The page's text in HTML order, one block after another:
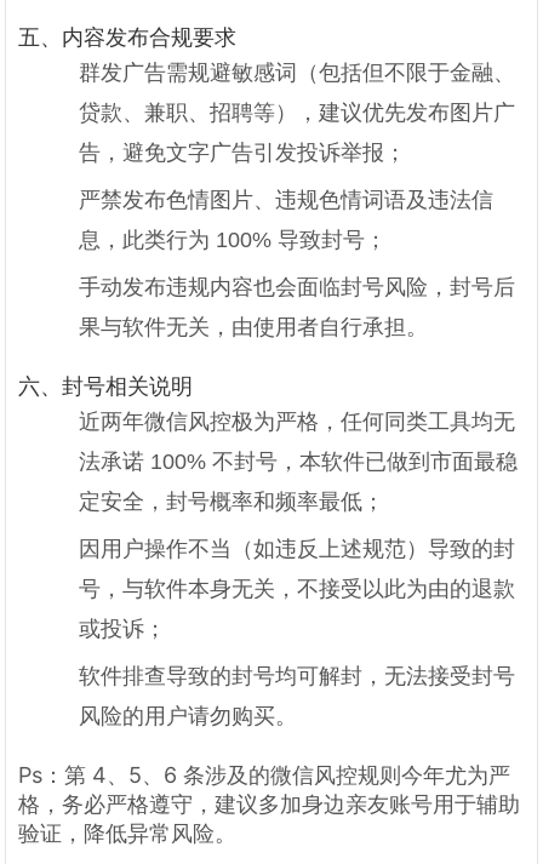
五、内容发布合规要求
群发广告需规避敏感词（包括但不限于金融、
贷款、兼职、招聘等），建议优先发布图片广
告，避免文字广告引发投诉举报；
严禁发布色情图片、违规色情词语及违法信
息，此类行为 100% 导致封号；
手动发布违规内容也会面临封号风险，封号后
果与软件无关，由使用者自行承担。
六、封号相关说明
近两年微信风控极为严格，任何同类工具均无
法承诺 100% 不封号，本软件已做到市面最稳
定安全，封号概率和频率最低；
因用户操作不当（如违反上述规范）导致的封
号，与软件本身无关，不接受以此为由的退款
或投诉；
软件排查导致的封号均可解封，无法接受封号
风险的用户请勿购买。
Ps：第 4、5、6 条涉及的微信风控规则今年尤为严
格，务必严格遵守，建议多加身边亲友账号用于辅助
验证，降低异常风险。